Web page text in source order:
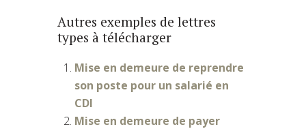
Autres exemples de lettres
types à télécharger
Mise en demeure de reprendre
son poste pour un salarié en
CDI
Mise en demeure de payer